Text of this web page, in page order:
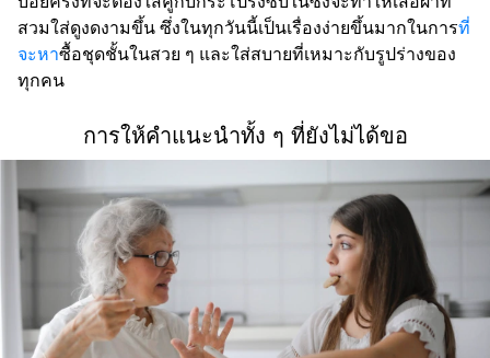
สวมใส่ดูงดงามขึ้น ซึ่งในทุกวันนี้เป็นเรื่องง่ายขึ้นมากในการที่
จะหาซื้อชุดชั้นในสวย ๆ และใส่สบายที่เหมาะกับรูปร่างของ
ทุกคน
การให้คำแนะนำทั้ง ๆ ที่ยังไม่ได้ขอ